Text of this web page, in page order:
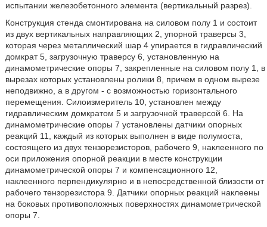
испытании железобетонного элемента (вертикальный разрез).
Конструкция стенда смонтирована на силовом полу 1 и состоит
из двух вертикальных направляющих 2, упорной траверсы 3,
которая через металлический шар 4 упирается в гидравлический
домкрат 5, загрузочную траверсу 6, установленную на
динамометрические опоры 7, закрепленные на силовом полу 1, в
вырезах которых установлены ролики 8, причем в одном вырезе
неподвижно, а в другом - с возможностью горизонтального
перемещения. Силоизмеритель 10, установлен между
гидравлическим домкратом 5 и загрузочной траверсой 6. На
динамометрические опоры 7 установлены датчики опорных
реакций 11, каждый из которых выполнен в виде полумоста,
состоящего из двух тензорезисторов, рабочего 9, наклеенного по
оси приложения опорной реакции в месте конструкции
динамометрической опоры 7 и компенсационного 12,
наклеенного перпендикулярно и в непосредственной близости от
рабочего тензорезистора 9. Датчики опорных реакций наклеены
на боковых противоположных поверхностях динамометрической
опоры 7.